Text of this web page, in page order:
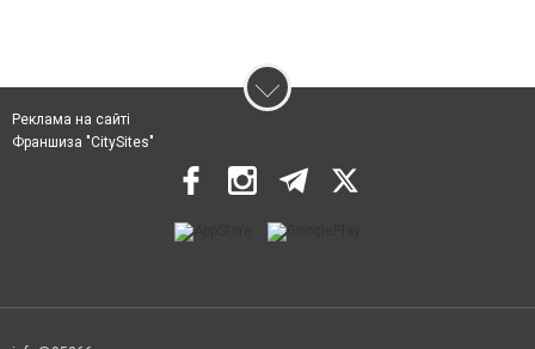
Реклама на сайті
Франшиза "CitySites"